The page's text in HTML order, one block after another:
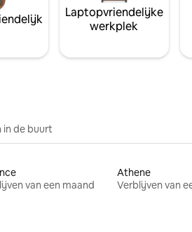
Laptopvriendelijke
werkplek
in de buurt
van een maand
Athene
Verblijven van